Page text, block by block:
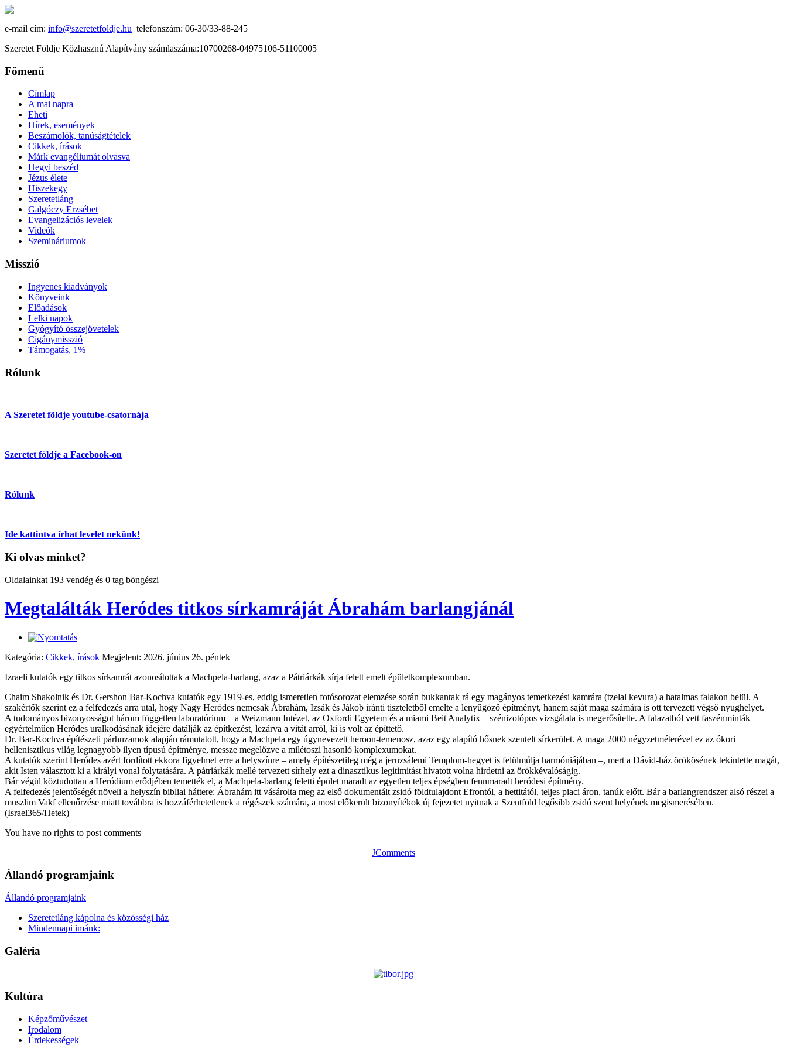
e-mail cím: info@szeretetfoldje.hu telefonszám: 06-30/33-88-245
Szeretet Földje Közhasznú Alapítvány számlaszáma:10700268-04975106-51100005
Főmenü
Címlap
A mai napra
Eheti
Hírek, események
Beszámolók, tanúságtételek
Cikkek, írások
Márk evangéliumát olvasva
Hegyi beszéd
Jézus élete
Hiszekegy
Szeretetláng
Galgóczy Erzsébet
Evangelizációs levelek
Videók
Szemináriumok
Misszió
Ingyenes kiadványok
Könyveink
Előadások
Lelki napok
Gyógyító összejövetelek
Cigánymisszió
Támogatás, 1%
Rólunk
A Szeretet földje youtube-csatornája
Szeretet földje a Facebook-on
Rólunk
Ide kattintva írhat levelet nekünk!
Ki olvas minket?
Oldalainkat 193 vendég és 0 tag böngészi
Megtalálták Heródes titkos sírkamráját Ábrahám barlangjánál
Kategória: Cikkek, írások Megjelent: 2026. június 26. péntek
Izraeli kutatók egy titkos sírkamrát azonosítottak a Machpela-barlang, azaz a Pátriárkák sírja felett emelt épületkomplexumban.
Chaim Shakolnik és Dr. Gershon Bar-Kochva kutatók egy 1919-es, eddig ismeretlen fotósorozat elemzése során bukkantak rá egy magányos temetkezési kamrára (tzelal kevura) a hatalmas falakon belül. A
szakértők szerint ez a felfedezés arra utal, hogy Nagy Heródes nemcsak Ábrahám, Izsák és Jákob iránti tiszteletből emelte a lenyűgöző építményt, hanem saját maga számára is ott tervezett végső nyughelyet.
A tudományos bizonyosságot három független laboratórium – a Weizmann Intézet, az Oxfordi Egyetem és a miami Beit Analytix – szénizotópos vizsgálata is megerősítette. A falazatból vett faszénminták
egyértelműen Heródes uralkodásának idejére datálják az építkezést, lezárva a vitát arról, ki is volt az építtető.
Dr. Bar-Kochva építészeti párhuzamok alapján rámutatott, hogy a Machpela egy úgynevezett heroon-temenosz, azaz egy alapító hősnek szentelt sírkerület. A maga 2000 négyzetméterével ez az ókori
hellenisztikus világ legnagyobb ilyen típusú építménye, messze megelőzve a milétoszi hasonló komplexumokat.
A kutatók szerint Heródes azért fordított ekkora figyelmet erre a helyszínre – amely építészetileg még a jeruzsálemi Templom-hegyet is felülmúlja harmóniájában –, mert a Dávid-ház örökösének tekintette magát,
akit Isten választott ki a királyi vonal folytatására. A pátriárkák mellé tervezett sírhely ezt a dinasztikus legitimitást hivatott volna hirdetni az örökkévalóságig.
Bár végül köztudottan a Heródium erődjében temették el, a Machpela-barlang feletti épület maradt az egyetlen teljes épségben fennmaradt heródesi építmény.
A felfedezés jelentőségét növeli a helyszín bibliai háttere: Ábrahám itt vásárolta meg az első dokumentált zsidó földtulajdont Efrontól, a hettitától, teljes piaci áron, tanúk előtt. Bár a barlangrendszer alsó részei a
muszlim Vakf ellenőrzése miatt továbbra is hozzáférhetetlenek a régészek számára, a most előkerült bizonyítékok új fejezetet nyitnak a Szentföld legősibb zsidó szent helyének megismerésében.
(Israel365/Hetek)
You have no rights to post comments
JComments
Állandó programjaink
Állandó programjaink
Szeretetláng kápolna és közösségi ház
Mindennapi imánk:
Galéria
Kultúra
Képzőművészet
Irodalom
Érdekességek